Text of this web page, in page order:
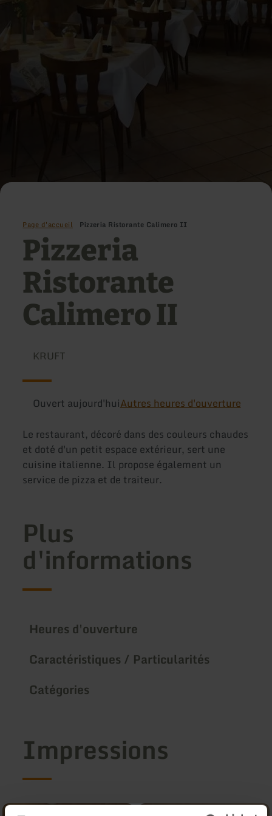
Page d'accueil Pizzeria Ristorante Calimero II
Pizzeria
Ristorante
Calimero II
KRUFT
Ouvert aujourd'huiAutres heures d'ouverture
Le restaurant, décoré dans des couleurs chaudes
et doté d'un petit espace extérieur, sert une
cuisine italienne. Il propose également un
service de pizza et de traiteur.
Plus
d'informations
Heures d'ouverture
Caractéristiques / Particularités
Catégories
Impressions